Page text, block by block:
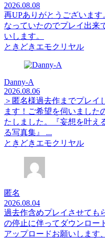
2026.08.08
再UPありがとうございま
なっていたのでプレイ出来
いします。
ときどきエモクリヤル
Danny-A
2026.08.06
＞匿名様過去作までプレイ
ます！ご希望を伺いました
たしました。『妄想を叶え
る写真集』 ...
ときどきエモクリヤル
匿名
2026.08.04
過去作含めプレイさせても
の停止に伴ってダウンロー
アップロードお願いします